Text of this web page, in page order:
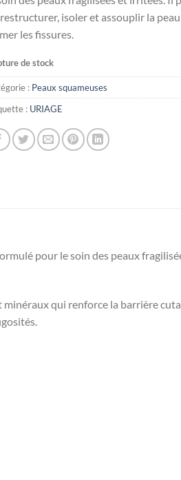
isoler et assouplir la
les fissures.
de stock
: Peaux squameuses
: URIAGE
pour le soin des peaux
qui renforce la barrière